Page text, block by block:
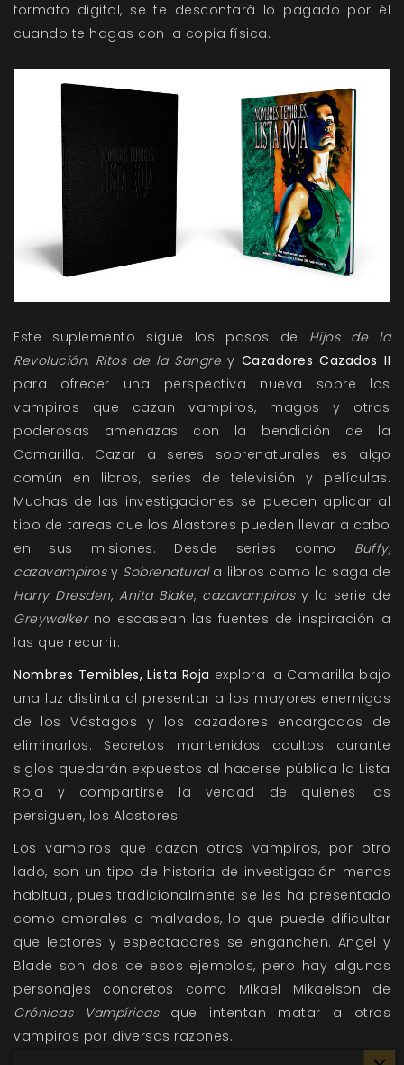
formato digital, se te descontará lo pagado por él
cuando te hagas con la copia física.
Este suplemento sigue los pasos de Hijos de la
Revolución, Ritos de la Sangrey Cazadores Cazados II
para ofrecer una perspectiva nueva sobre los
vampiros que cazan vampiros, magos y otras
poderosas amenazas con la bendición de la
Camarilla. Cazar a seres sobrenaturales es algo
común en libros, series de televisión y películas.
Muchas de las investigaciones se pueden aplicar al
tipo de tareas que los Alastores pueden llevar a cabo
en sus misiones. Desde series como Buffy,
cazavampirosy Sobrenaturala libros como la saga de
Harry Dresden, Anita Blake, cazavampirosy la serie de
Greywalkerno escasean las fuentes de inspiración a
las que recurrir.
Nombres Temibles, Lista Roja explora la Camarilla bajo
una luz distinta al presentar a los mayores enemigos
de los Vástagos y los cazadores encargados de
eliminarlos. Secretos mantenidos ocultos durante
siglos quedarán expuestos al hacerse pública la Lista
Roja y compartirse la verdad de quienes los
persiguen, los Alastores.
Los vampiros que cazan otros vampiros, por otro
lado, son un tipo de historia de investigación menos
habitual, pues tradicionalmente se les ha presentado
como amorales o malvados, lo que puede dificultar
que lectores y espectadores se enganchen. Angel y
Blade son dos de esos ejemplos, pero hay algunos
personajes concretos como Mikael Mikaelson de
Crónicas Vampíricasque intentan matar a otros
vampiros por diversas razones.